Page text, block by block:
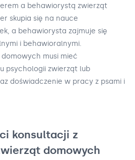
a behawiorystą zwierząt
skupia się na nauce
a behawiorysta zajmuje się
i behawioralnymi.
musi mieć
psychologii zwierząt lub
doświadczenie w pracy z psami i
konsultacji z
domowych